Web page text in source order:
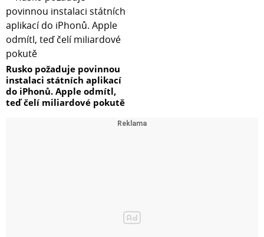
Rusko požaduje povinnou
instalaci státních aplikací
do iPhonů. Apple odmítl,
teď čelí miliardové pokutě